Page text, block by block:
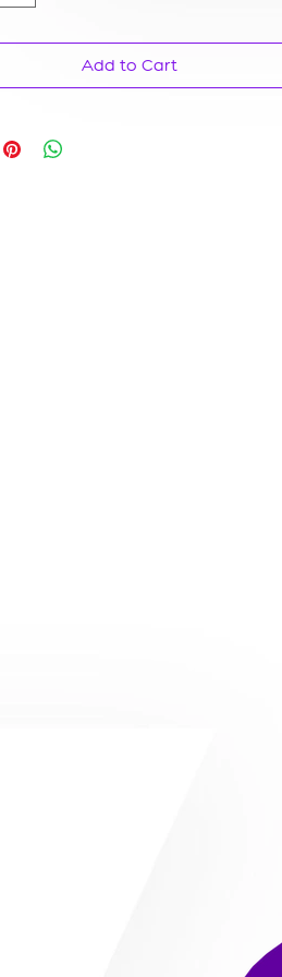
Add to Cart